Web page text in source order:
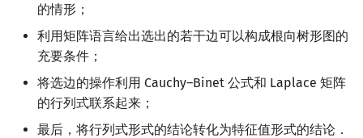
的情形；
利用矩阵语言给出选出的若干边可以构成根向树形图的
充要条件；
将选边的操作利用 Cauchy–Binet 公式和 Laplace 矩阵
的行列式联系起来；
最后，将行列式形式的结论转化为特征值形式的结论．